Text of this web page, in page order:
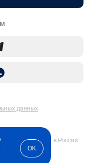
данных
образование в России.
OK